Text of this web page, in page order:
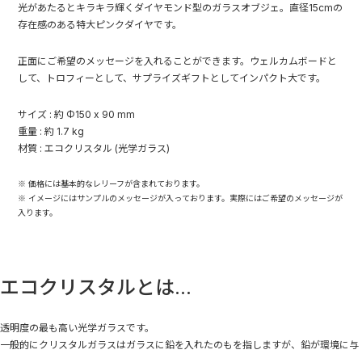
光があたるとキラキラ輝くダイヤモンド型のガラスオブジェ。直径15cmの
存在感のある特大ピンクダイヤです。
正面にご希望のメッセージを入れることができます。ウェルカムボードと
して、トロフィーとして、サプライズギフトとしてインパクト大です。
サイズ : 約 Φ150 x 90 mm
重量 : 約 1.7 kg
材質 : エコクリスタル (光学ガラス)
※ 価格には基本的なレリーフが含まれております。
※ イメージにはサンプルのメッセージが入っております。実際にはご希望のメッセージが
入ります。
エコクリスタルとは...
透明度の最も高い光学ガラスです。
一般的にクリスタルガラスはガラスに鉛を入れたのもを指しますが、鉛が環境に与